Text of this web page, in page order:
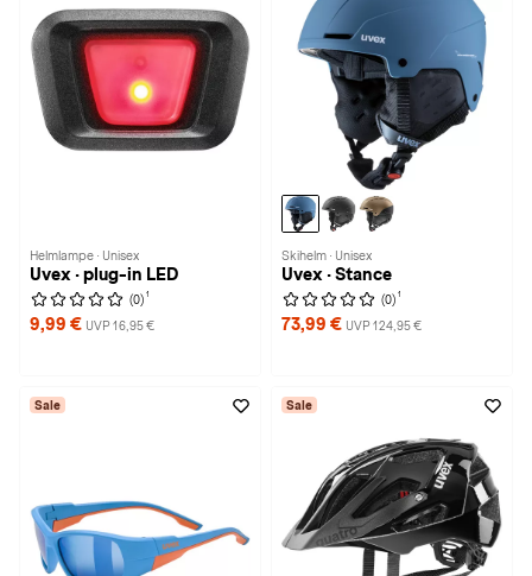
Helmlampe · Unisex
Uvex · plug-in LED
(0) 1
9,99 € UVP 16,95 €
Skihelm · Unisex
Uvex · Stance
(0) 1
73,99 € UVP 124,95 €
Sale Sale